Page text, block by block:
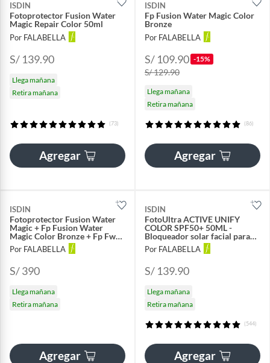
ISDIN
Fotoprotector Fusion Water
Magic Repair Color 50ml
Por FALABELLA
S/ 139.90
Llega mañana
Retira mañana
(73)
Agregar
ISDIN
Fp Fusion Water Magic Color
Bronze
Por FALABELLA
S/ 109.90 -15%
S/ 129.90
Llega mañana
Retira mañana
(86)
Agregar
ISDIN
Fotoprotector Fusion Water
Magic + Fp Fusion Water
Magic Color Bronze + Fp Fw
Magic Color Medium Spf50
50ml
Por FALABELLA
S/ 390
Llega mañana
Retira mañana
Agregar
ISDIN
FotoUltra ACTIVE UNIFY
COLOR SPF50+ 50ML -
Bloqueador solar facial para
manchas con color
Por FALABELLA
S/ 139.90
Llega mañana
Retira mañana
(544)
Agregar